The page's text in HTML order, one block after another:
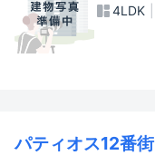
4LDK
パティオス12番街